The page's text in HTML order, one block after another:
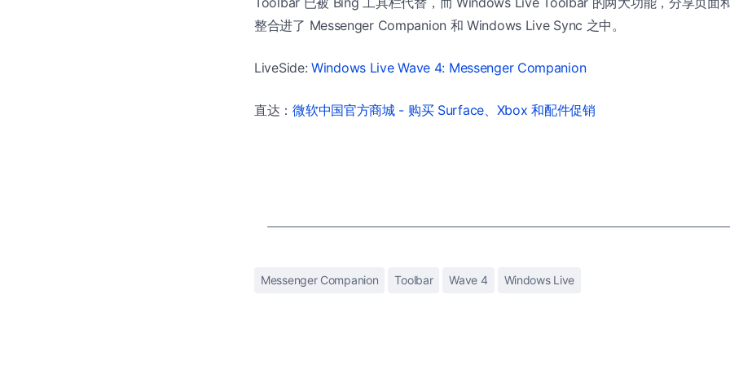
整合进了 Messenger Companion 和 Windows Live Sync 之中。
LiveSide:Windows Live Wave 4: Messenger Companion
直达：微软中国官方商城 - 购买 Surface、Xbox 和配件促销
Messenger Companion Toolbar Wave 4 Windows Live